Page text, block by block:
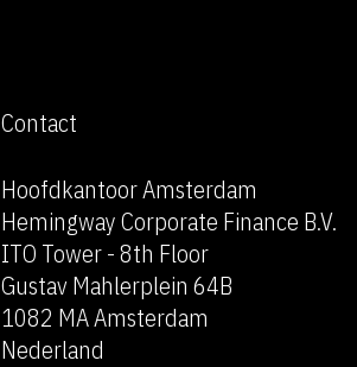
Contact
Hoofdkantoor Amsterdam
Hemingway Corporate Finance B.V.
ITO Tower - 8th Floor
Gustav Mahlerplein 64B
1082 MA Amsterdam
Nederland